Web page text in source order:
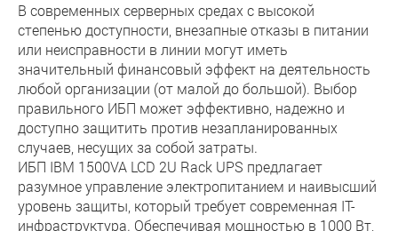
В современных серверных средах с высокой
степенью доступности, внезапные отказы в питании
или неисправности в линии могут иметь
значительный финансовый эффект на деятельность
любой организации (от малой до большой). Выбор
правильного ИБП может эффективно, надежно и
доступно защитить против незапланированных
случаев, несущих за собой затраты.
ИБП IBM 1500VA LCD 2U Rack UPS предлагает
разумное управление электропитанием и наивысший
уровень защиты, который требует современная IT-
инфраструктура. Обеспечивая мощностью в 1000 Вт,